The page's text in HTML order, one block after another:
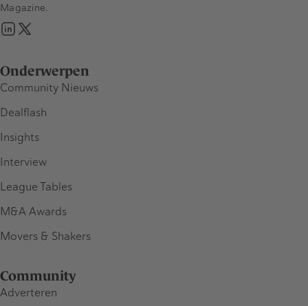
Onderwerpen
Community Nieuws
Dealflash
Insights
Interview
League Tables
M&A Awards
Movers & Shakers
Community
Adverteren
Magazine.